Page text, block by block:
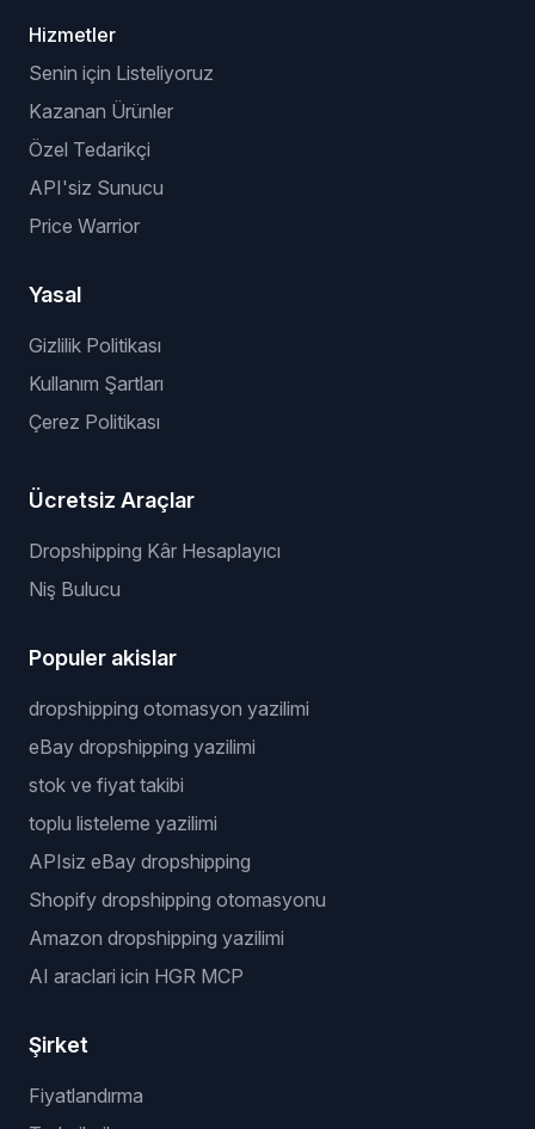
Hizmetler
Senin için Listeliyoruz
Kazanan Ürünler
Özel Tedarikçi
API'siz Sunucu
Price Warrior
Yasal
Gizlilik Politikası
Kullanım Şartları
Çerez Politikası
Ücretsiz Araçlar
Dropshipping Kâr Hesaplayıcı
Niş Bulucu
Populer akislar
dropshipping otomasyon yazilimi
eBay dropshipping yazilimi
stok ve fiyat takibi
toplu listeleme yazilimi
APIsiz eBay dropshipping
Shopify dropshipping otomasyonu
Amazon dropshipping yazilimi
AI araclari icin HGR MCP
Şirket
Fiyatlandırma